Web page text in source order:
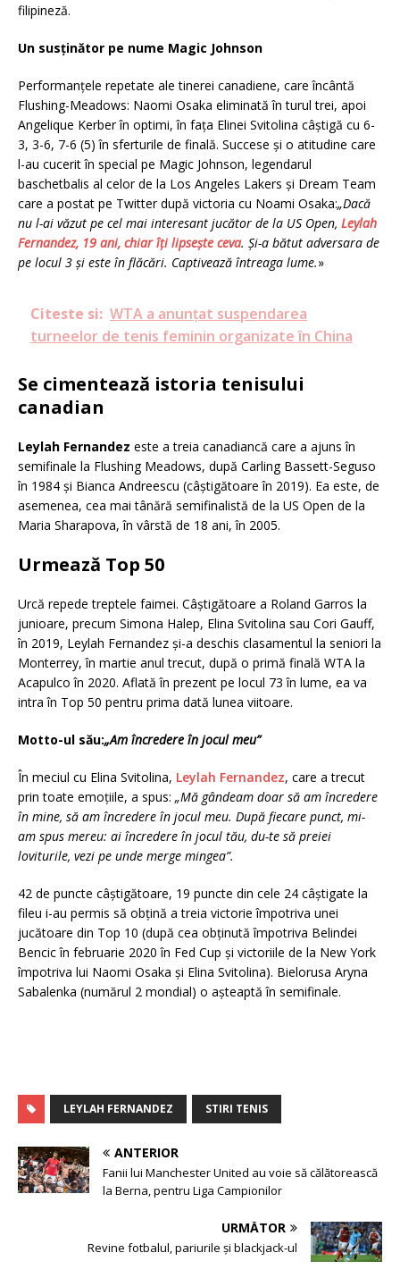
filipineză.
Un susținător pe nume Magic Johnson
Performanțele repetate ale tinerei canadiene, care încântă
Flushing-Meadows: Naomi Osaka eliminată în turul trei, apoi
Angelique Kerber în optimi, în fața Elinei Svitolina câștigă cu 6-
3, 3-6, 7-6 (5) în sferturile de finală. Succese și o atitudine care
l-au cucerit în special pe Magic Johnson, legendarul
baschetbalis al celor de la Los Angeles Lakers și Dream Team
care a postat pe Twitter după victoria cu Noami Osaka:„Dacă
nu l-ai văzut pe cel mai interesant jucător de la US Open, Leylah
Fernandez, 19 ani, chiar îți lipsește ceva. Și-a bătut adversara de
pe locul 3 și este în flăcări. Captivează întreaga lume.»
Citeste si: WTA a anunţat suspendarea
turneelor de tenis feminin organizate în China
Se cimentează istoria tenisului
canadian
Leylah Fernandez este a treia canadiancă care a ajuns în
semifinale la Flushing Meadows, după Carling Bassett-Seguso
în 1984 și Bianca Andreescu (câștigătoare în 2019). Ea este, de
asemenea, cea mai tânără semifinalistă de la US Open de la
Maria Sharapova, în vârstă de 18 ani, în 2005.
Urmează Top 50
Urcă repede treptele faimei. Câștigătoare a Roland Garros la
junioare, precum Simona Halep, Elina Svitolina sau Cori Gauff,
în 2019, Leylah Fernandez și-a deschis clasamentul la seniori la
Monterrey, în martie anul trecut, după o primă finală WTA la
Acapulco în 2020. Aflată în prezent pe locul 73 în lume, ea va
intra în Top 50 pentru prima dată lunea viitoare.
Motto-ul său:„Am încredere în jocul meu”
În meciul cu Elina Svitolina, Leylah Fernandez, care a trecut
prin toate emoțiile, a spus: „Mă gândeam doar să am încredere
în mine, să am încredere în jocul meu. După fiecare punct, mi-
am spus mereu: ai încredere în jocul tău, du-te să preiei
loviturile, vezi pe unde merge mingea”.
42 de puncte câștigătoare, 19 puncte din cele 24 câștigate la
fileu i-au permis să obțină a treia victorie împotriva unei
jucătoare din Top 10 (după cea obținută împotriva Belindei
Bencic în februarie 2020 în Fed Cup și victoriile de la New York
împotriva lui Naomi Osaka și Elina Svitolina). Bielorusa Aryna
Sabalenka (numărul 2 mondial) o așteaptă în semifinale.
LEYLAH FERNANDEZ STIRI TENIS
ANTERIOR
Fanii lui Manchester United au voie să călătorească
la Berna, pentru Liga Campionilor
URMĂTOR
Revine fotbalul, pariurile și blackjack-ul